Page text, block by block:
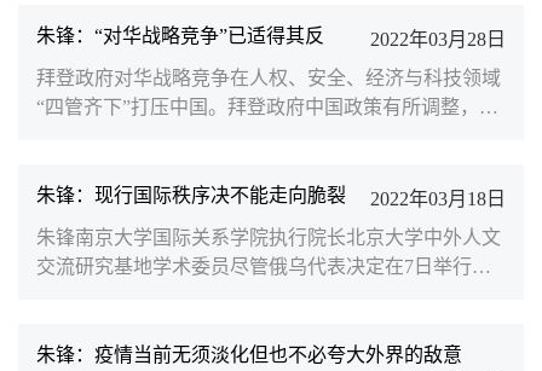
序自冷战结束30年来的历史性崩溃。乌克兰在部分地区
“纳粹化”、反俄极端化以及急于“西方化”等问题上对俄
罗斯造成的威胁是客观存在的。但正如习近平主席在3
月18日同美国总统拜登视频通话中所指出的，“国家关
朱锋：“对华战略竞争”已适得其反
2022年03月28日
拜登政府对华战略竞争在人权、安全、经济与科技领域
“四管齐下”打压中国。拜登政府中国政策有所调整，提
Affairs上发表文章，深度解读中美“再挂钩”，点击链接
查看文章详情）、扩大和延续两国对话渠道等建议，更
多的是为了有效配置国内资源、缓解高通胀和整合盟友
关系。在关键性的高科技领域美国企图对中国形成全面
朱锋：现行国际秩序决不能走向脆裂
2022年03月18日
朱锋南京大学国际关系学院执行院长北京大学中外人文
交流研究基地学术委员尽管俄乌代表决定在7日举行第
斯在欧洲大陆关键地缘战略点上的观念之争、力量之争
朱锋：疫情当前无须淡化但也不必夸大外界的敌意